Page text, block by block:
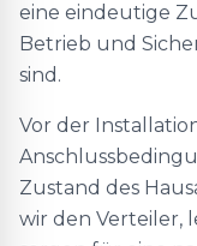
eine eindeutige
Betrieb und
sind.
Vor der
Zustand des
wir den Verteiler,